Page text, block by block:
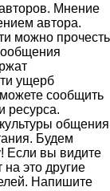
Мнение
автора.
можно прочесть
ущерб
сообщить
ресурса.
общения
Будем
Если вы видите
это другие
Напишите